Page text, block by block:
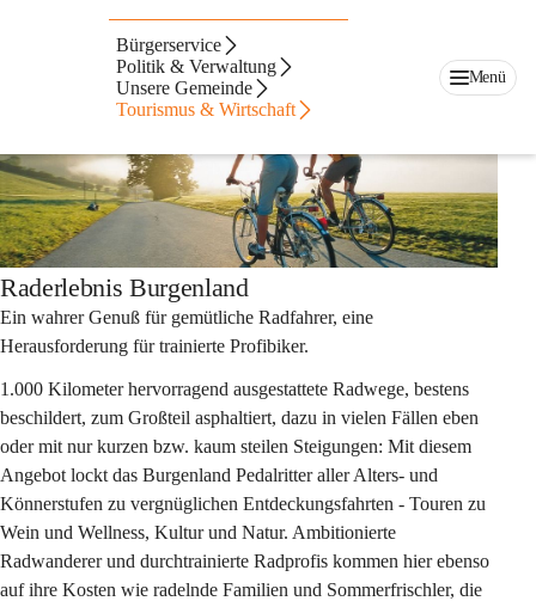
Bürgerservice
Politik & Verwaltung
Unsere Gemeinde
Tourismus & Wirtschaft
Menü
Radwanderwege
Raderlebnis Burgenland
Ein wahrer Genuß für gemütliche Radfahrer, eine
Herausforderung für trainierte Profibiker.
1.000 Kilometer hervorragend ausgestattete Radwege, bestens
beschildert, zum Großteil asphaltiert, dazu in vielen Fällen eben
oder mit nur kurzen bzw. kaum steilen Steigungen: Mit diesem
Angebot lockt das Burgenland Pedalritter aller Alters- und
Könnerstufen zu vergnüglichen Entdeckungsfahrten - Touren zu
Wein und Wellness, Kultur und Natur. Ambitionierte
Radwanderer und durchtrainierte Radprofis kommen hier ebenso
auf ihre Kosten wie radelnde Familien und Sommerfrischler, die